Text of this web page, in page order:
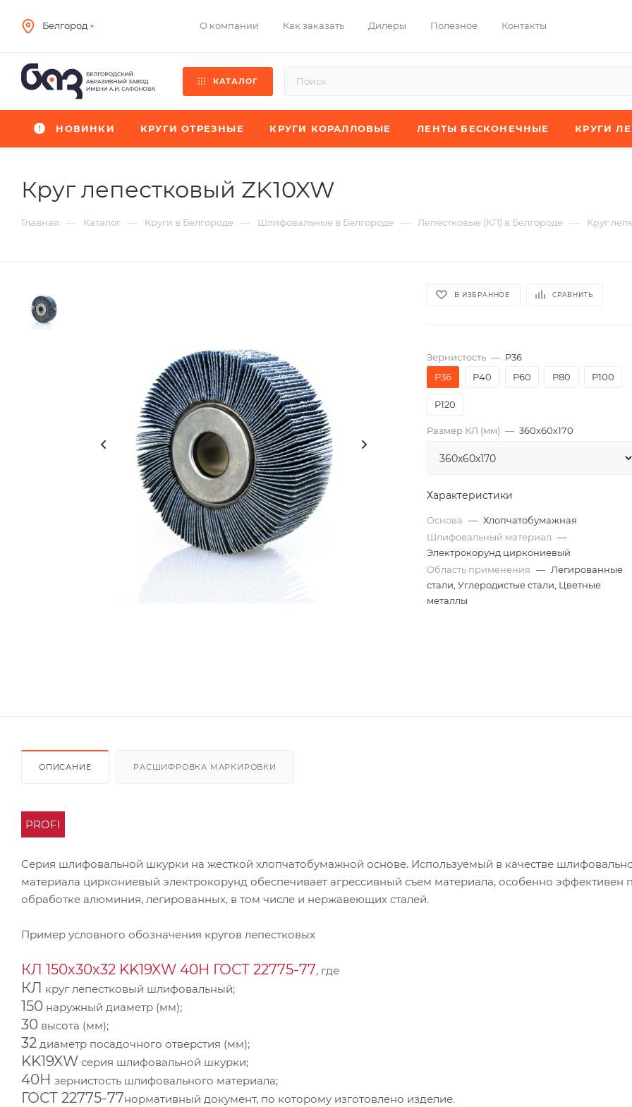
Белгород О компании Как заказать Дилеры Полезное Контакты
КАТАЛОГ
НОВИНКИ КРУГИ ОТРЕЗНЫЕ КРУГИ КОРАЛЛОВЫЕ ЛЕНТЫ БЕСКОНЕЧНЫЕ КРУГИ
Круг лепестковый ZK10XW
Главная — Каталог — Круги в Белгороде — Шлифовальные в Белгороде — Лепестковые (КЛ) в Белгороде — Круг
В ИЗБРАННОЕ СРАВНИТЬ
Зернистость — P36
P36
P40 P60 P80 P100
P120
Размер КЛ (мм) — 360x60x170
Характеристики
Основа — Хлопчатобумажная
Шлифовальный материал —
Электрокорунд циркониевый
Область применения — Легированные
стали, Углеродистые стали, Цветные
металлы
ОПИСАНИЕ РАСШИФРОВКА МАРКИРОВКИ
PROFI
Серия шлифовальной шкурки на жесткой хлопчатобумажной основе. Используемый в качестве
материала циркониевый электрокорунд обеспечивает агрессивный съем материала, особенно эффективен
обработке алюминия, легированных, в том числе и нержавеющих сталей.
Пример условного обозначения кругов лепестковых
КЛ 150х30х32 KK19XW 40Н ГОСТ 22775-77, где
КЛ круг лепестковый шлифовальный;
150 наружный диаметр (мм);
30 высота (мм);
32 диаметр посадочного отверстия (мм);
KK19XW серия шлифовальной шкурки;
40Н зернистость шлифовального материала;
ГОСТ 22775-77нормативный документ, по которому изготовлено изделие.